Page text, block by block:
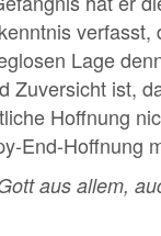
verfasst,
Lage
Zuversicht ist,
Hoffnung
End-Hoffnung
aus allem,